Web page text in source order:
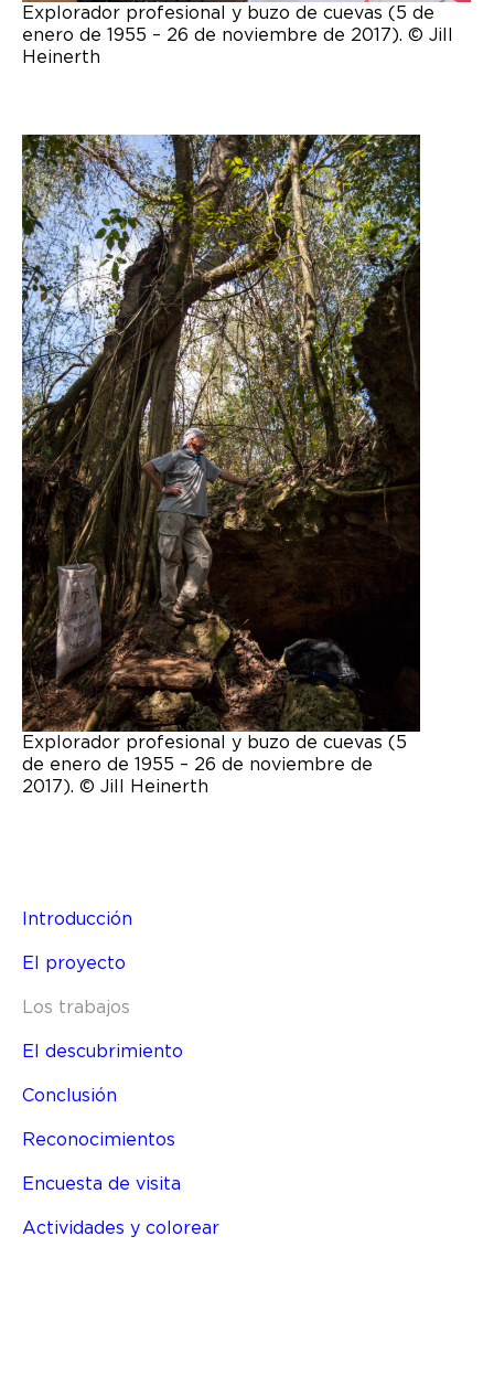
Explorador profesional y buzo de cuevas (5 de
enero de 1955 – 26 de noviembre de 2017). © Jill
Heinerth
Explorador profesional y buzo de cuevas (5
de enero de 1955 – 26 de noviembre de
2017). © Jill Heinerth
Introducción
El proyecto
Los trabajos
El descubrimiento
Conclusión
Reconocimientos
Encuesta de visita
Actividades y colorear